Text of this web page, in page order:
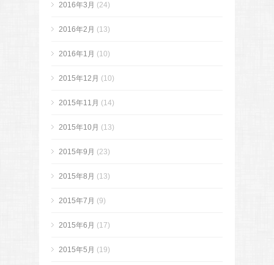
2016年3月 (24)
2016年2月 (13)
2016年1月 (10)
2015年12月 (10)
2015年11月 (14)
2015年10月 (13)
2015年9月 (23)
2015年8月 (13)
2015年7月 (9)
2015年6月 (17)
2015年5月 (19)